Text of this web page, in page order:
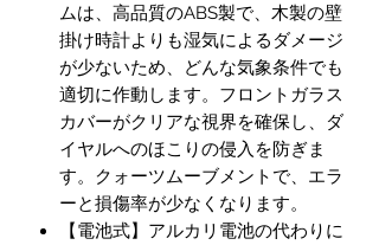
ムは、高品質のABS製で、木製の壁
掛け時計よりも湿気によるダメージ
が少ないため、どんな気象条件でも
適切に作動します。フロントガラス
カバーがクリアな視界を確保し、ダ
イヤルへのほこりの侵入を防ぎま
す。クォーツムーブメントで、エラ
ーと損傷率が少なくなります。
【電池式】アルカリ電池の代わりに